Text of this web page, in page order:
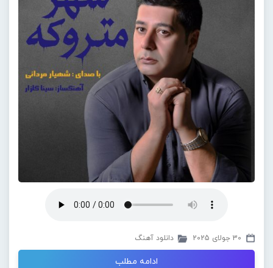
30 جولای 2025 دانلود آهنگ
ادامه مطلب